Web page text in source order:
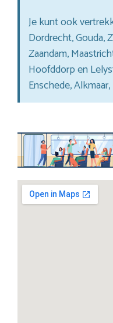
Je kunt ook
Dordrecht, Gouda,
Zaandam,
Hoofddorp en
Enschede,